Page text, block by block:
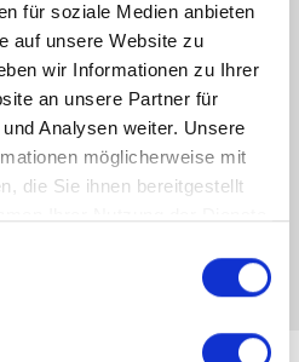
für soziale Medien anbieten
auf unsere Website zu
wir Informationen zu Ihrer
an unsere Partner für
Analysen weiter. Unsere
möglicherweise mit
die Sie ihnen bereitgestellt
Ihre
mit
für